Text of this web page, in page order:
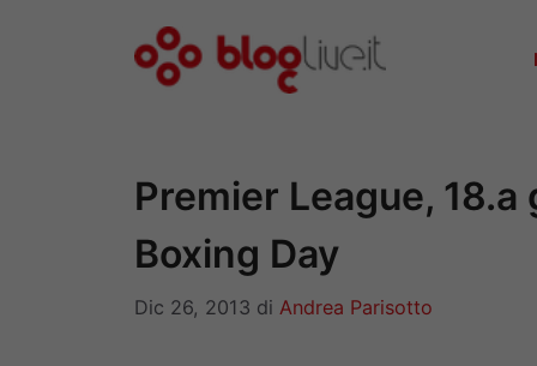
Premier League,
Boxing Day
Dic 26, 2013 di Andrea Parisotto